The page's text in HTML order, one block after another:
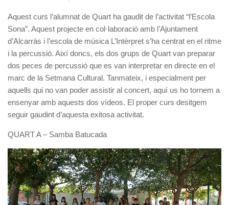
Aquest curs l’alumnat de Quart ha gaudit de l’activitat “l’Escola
Sona”. Aquest projecte en col·laboració amb l’Ajuntament
d’Alcarràs i l’escola de música L’Intèrpret s’ha centrat en el ritme
i la percussió. Així doncs, els dos grups de Quart van preparar
dos peces de percussió que es van interpretar en directe en el
marc de la Setmana Cultural. Tanmateix, i especialment per
aquells qui no van poder assistir al concert, aquí us ho tornem a
ensenyar amb aquests dos vídeos. El proper curs desitgem
seguir gaudint d’aquesta exitosa activitat.
QUART A – Samba Batucada